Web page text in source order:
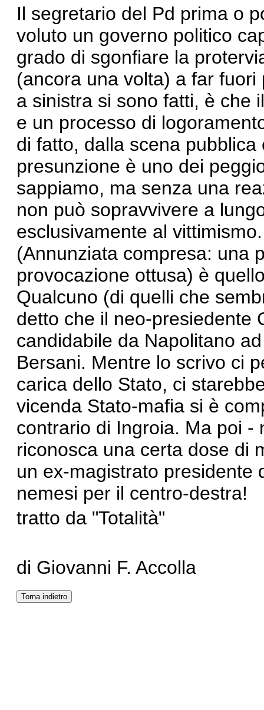
Il segretario del Pd prima o
voluto un governo politico
grado di sgonfiare la
(ancora una volta) a far fuori
a sinistra si sono fatti, è che
e un processo di
di fatto, dalla scena
presunzione è uno dei
sappiamo, ma senza una
non può sopravvivere a
esclusivamente al
(Annunziata compresa: una
provocazione ottusa) è
Qualcuno (di quelli che
detto che il neo-presiedente
candidabile da Napolitano
Bersani. Mentre lo scrivo ci
carica dello Stato, ci
vicenda Stato-mafia si è
contrario di Ingroia. Ma poi -
riconosca una certa dose di
un ex-magistrato presidente
nemesi per il centro-destra!
tratto da "Totalità"
di Giovanni F. Accolla